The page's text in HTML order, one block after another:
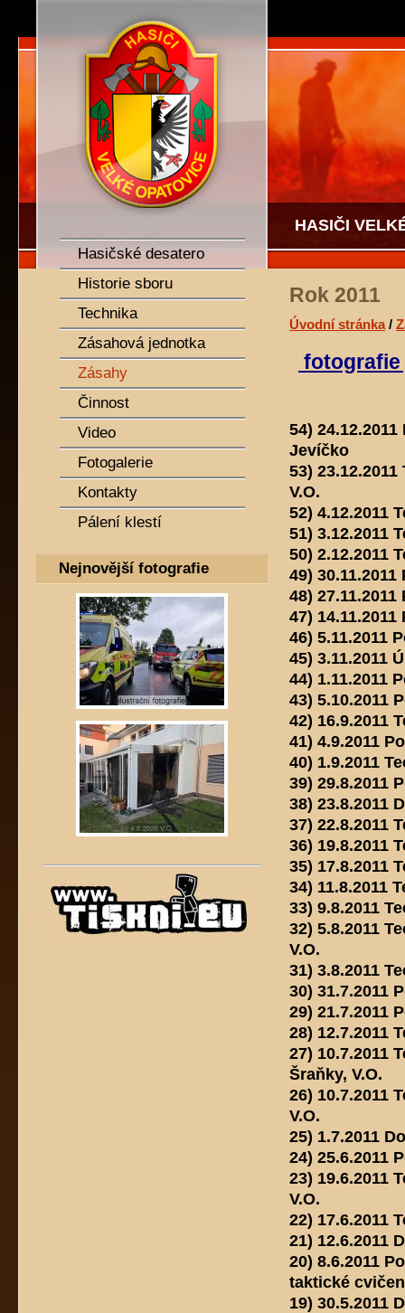
HASIČI
Rok 2011
Úvodní stránka /
fotografie
54)
Jevíčko
53)
V.O.
52) 4.12.2011
51) 3.12.2011
50) 2.12.2011
49)
48)
47)
46) 5.11.2011
45) 3.11.2011
44) 1.11.2011
43) 5.10.2011
42) 16.9.2011
41) 4.9.2011
40) 1.9.2011
39) 29.8.2011
38) 23.8.2011
37) 22.8.2011
36) 19.8.2011
35) 17.8.2011
34) 11.8.2011
33) 9.8.2011
32) 5.8.2011
V.O.
31) 3.8.2011
30) 31.7.2011
29) 21.7.2011
28) 12.7.2011
27) 10.7.2011
Šraňky, V.O.
26) 10.7.2011
V.O.
25) 1.7.2011
24) 25.6.2011
23) 19.6.2011
V.O.
22) 17.6.2011
21) 12.6.2011
20) 8.6.2011
taktické
19) 30.5.2011
SDH Velké Opatovice
Hasičské desatero
Historie sboru
Technika
Zásahová jednotka
Zásahy
Činnost
Video
Fotogalerie
Kontakty
Pálení klestí
Nejnovější fotografie